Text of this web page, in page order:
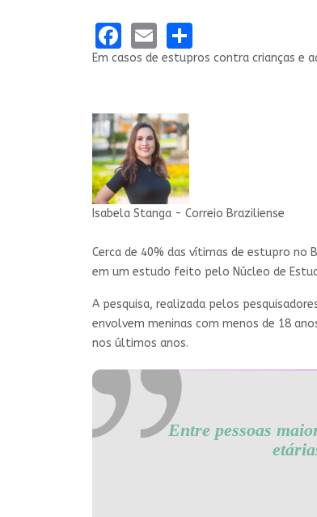
Facebook
Email
Em casos de estupros contra crianças e
Isabela Stanga - Correio Braziliense
Cerca de 40% das vítimas de estupro no
em um estudo feito pelo Núcleo de
A pesquisa, realizada pelos
envolvem meninas com menos de 18
nos últimos anos.
Entre pessoas